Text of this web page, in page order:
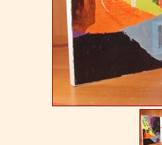
Widerrufsbelehrung
Geschäftsbedingungen
Datenschutzerklärung